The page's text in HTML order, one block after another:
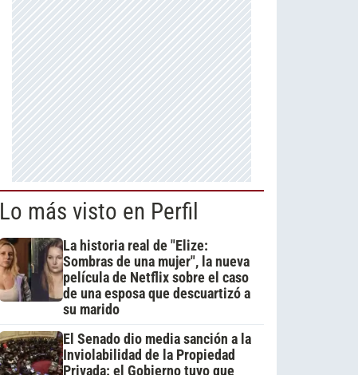
Lo más visto en Perfil
La historia real de "Elize:
Sombras de una mujer", la nueva
película de Netflix sobre el caso
de una esposa que descuartizó a
su marido
El Senado dio media sanción a la
Inviolabilidad de la Propiedad
Privada: el Gobierno tuvo que